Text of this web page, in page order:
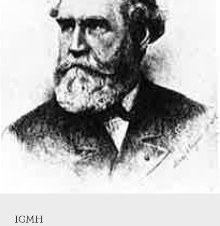
IGMH